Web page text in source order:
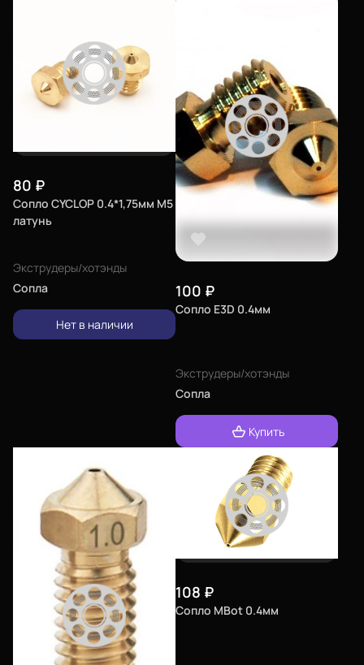
80 ₽
Сопло CYCLOP 0.4*1,75мм М5
латунь
Экструдеры/хотэнды
Сопла
Нет в наличии
100 ₽
Сопло E3D 0.4мм
Экструдеры/хотэнды
Сопла
Купить
108 ₽
Сопло MBot 0.4мм